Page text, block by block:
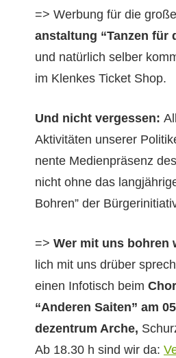
=> Wer­bung für die große
anstal­tung “Tanzen für
und natür­lich sel­ber
im Klenkes Tick­et Shop.
Und nicht vergessen:
Aktiv­itäten unser­er
nente Medi­en­präsenz
nicht ohne das
Bohren” der
=> Wer mit uns bohren
lich mit uns drüber
einen Info­tisch beim
“Anderen Sait­en” am
dezen­trum Arche,
Ab 18.30 h sind wir da: